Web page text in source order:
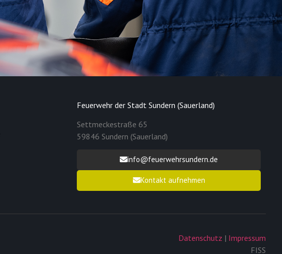
Feuerwehr der Stadt Sundern (Sauerland)
Settmeckestraße 65
59846 Sundern (Sauerland)
info@feuerwehrsundern.de
Kontakt aufnehmen
Datenschutz | Impressum
FISS